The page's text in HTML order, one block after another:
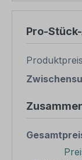
Pro-
Produktpreis